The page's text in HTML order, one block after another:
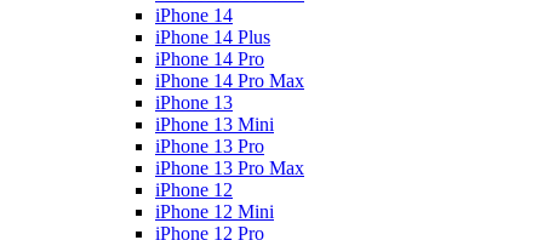
iPhone 14
iPhone 14 Plus
iPhone 14 Pro
iPhone 14 Pro Max
iPhone 13
iPhone 13 Mini
iPhone 13 Pro
iPhone 13 Pro Max
iPhone 12
iPhone 12 Mini
iPhone 12 Pro